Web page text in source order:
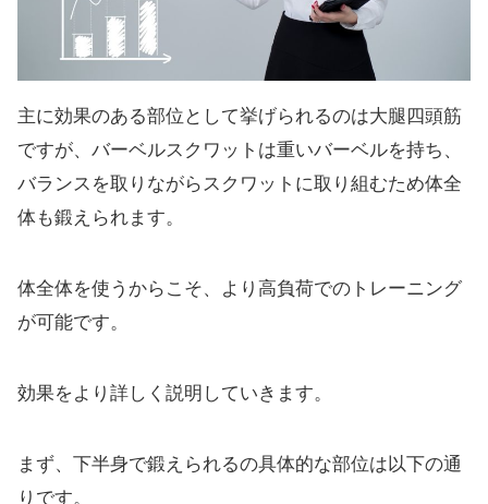
主に効果のある部位として挙げられるのは大腿四頭筋
ですが、バーベルスクワットは重いバーベルを持ち、
バランスを取りながらスクワットに取り組むため体全
体も鍛えられます。
体全体を使うからこそ、より高負荷でのトレーニング
が可能です。
効果をより詳しく説明していきます。
まず、下半身で鍛えられるの具体的な部位は以下の通
りです。